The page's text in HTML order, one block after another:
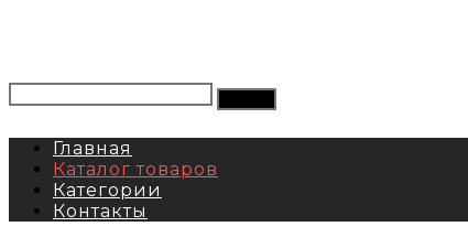
Главная
Каталог товаров
Категории
Контакты